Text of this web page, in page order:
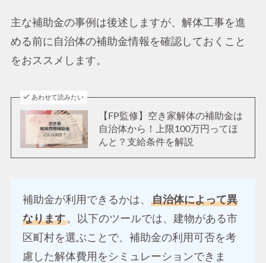
主な補助金の事例は後述しますが、解体工事を進
める前に自治体の補助金情報を確認しておくこと
をおススメします。
あわせて読みたい
【FP監修】空き家解体の補助金は
自治体から！上限100万円ってほ
んと？支給条件を解説
補助金が利用できるかは、
自治体によって異
なります。以下のツールでは、建物がある市
区町村を選ぶことで、補助金の利用可否を考
慮した解体費用をシミュレーションできま